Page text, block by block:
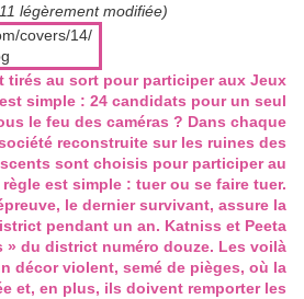
légèrement modifiée)
tirés au sort pour participer aux Jeux
simple : 24 candidats pour un seul
le feu des caméras ? Dans chaque
reconstruite sur les ruines des
sont choisis pour participer au
est simple : tuer ou se faire tuer.
le dernier survivant, assure la
pendant un an. Katniss et Peeta
» du district numéro douze. Les voilà
décor violent, semé de pièges, où la
et, en plus, ils doivent remporter les